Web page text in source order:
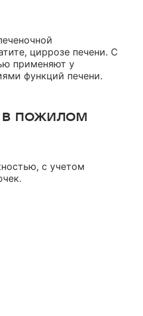
циррозе печени. С
применяют у
функций печени.
пожилом
с учетом